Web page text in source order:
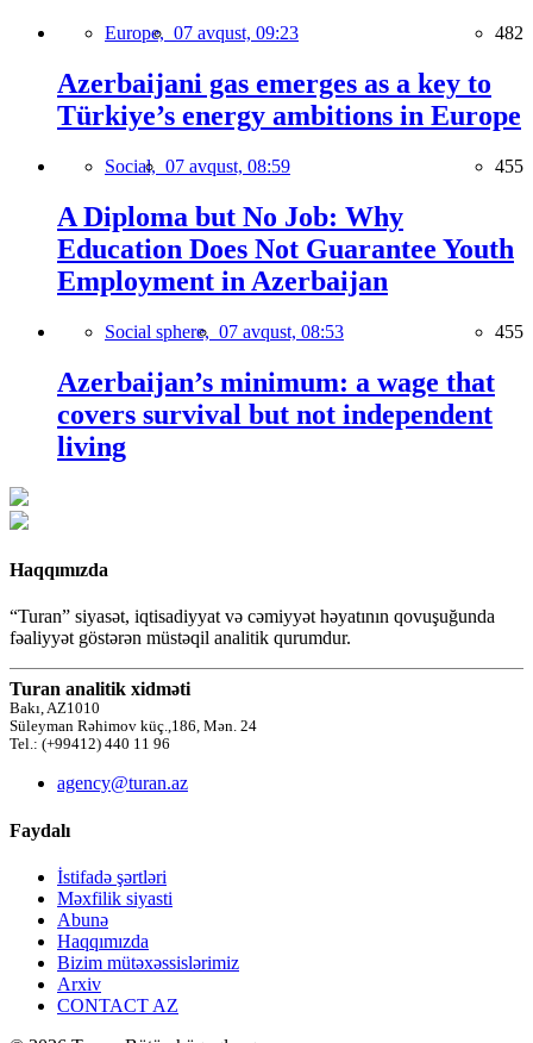
Europe, 07 avqust, 09:23 482
Azerbaijani gas emerges as a key to
Türkiye’s energy ambitions in Europe
Social, 07 avqust, 08:59 455
A Diploma but No Job: Why
Education Does Not Guarantee Youth
Employment in Azerbaijan
Social sphere, 07 avqust, 08:53 455
Azerbaijan’s minimum: a wage that
covers survival but not independent
living
Haqqımızda
“Turan” siyasət, iqtisadiyyat və cəmiyyət həyatının qovuşuğunda
fəaliyyət göstərən müstəqil analitik qurumdur.
Turan analitik xidməti
Bakı, AZ1010
Süleyman Rəhimov küç.,186, Mən. 24
Tel.: (+99412) 440 11 96
agency@turan.az
Faydalı
İstifadə şərtləri
Məxfilik siyasti
Abunə
Haqqımızda
Bizim mütəxəssislərimiz
Arxiv
CONTACT AZ